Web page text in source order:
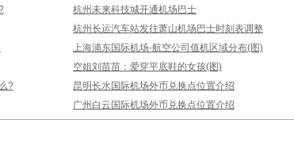
杭州未来科技城开通机场巴士
杭州长运汽车站发往萧山机场巴士时刻表调整
上海浦东国际机场-航空公司值机区域分布(图)
空姐刘苗苗：爱穿平底鞋的女孩(图)
?
昆明长水国际机场外币兑换点位置介绍
广州白云国际机场外币兑换点位置介绍